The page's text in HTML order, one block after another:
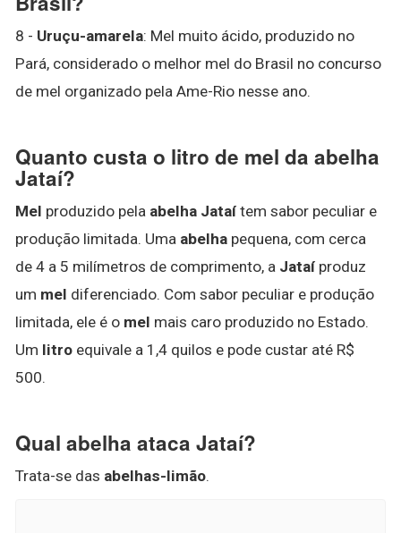
8 - Uruçu-amarela: Mel muito ácido, produzido no
Pará, considerado o melhor mel do Brasil no concurso
de mel organizado pela Ame-Rio nesse ano.
Quanto custa o litro de mel da abelha
Jataí?
Mel produzido pela abelha Jataí tem sabor peculiar e
produção limitada. Uma abelha pequena, com cerca
de 4 a 5 milímetros de comprimento, a Jataí produz
um mel diferenciado. Com sabor peculiar e produção
limitada, ele é o mel mais caro produzido no Estado.
Um litro equivale a 1,4 quilos e pode custar até R$
500.
Qual abelha ataca Jataí?
Trata-se das abelhas-limão.